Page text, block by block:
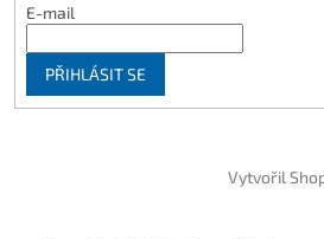
E-mail
PŘIHLÁSIT SE
Vytvořil